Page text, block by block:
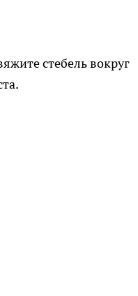
стебель вокруг